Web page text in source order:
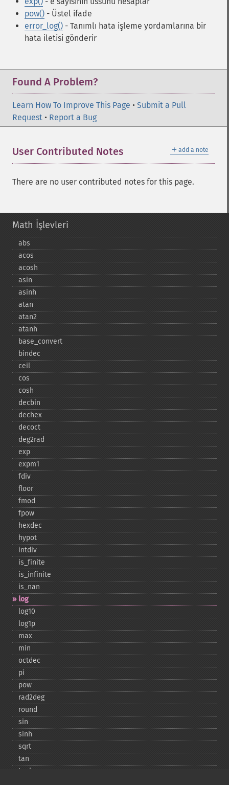
pow() - Üstel ifade
error_log() - Tanımlı hata işleme yordamlarına bir
hata iletisi gönderir
Found A Problem?
Learn How To Improve This Page • Submit a Pull
Request • Report a Bug
＋ add a note
User Contributed Notes
There are no user contributed notes for this page.
Math İşlevleri
abs
acos
acosh
asin
asinh
atan
atan2
atanh
base_​convert
bindec
ceil
cos
cosh
decbin
dechex
decoct
deg2rad
exp
expm1
fdiv
floor
fmod
fpow
hexdec
hypot
intdiv
is_​finite
is_​infinite
is_​nan
log
log10
log1p
max
min
octdec
pi
pow
rad2deg
round
sin
sinh
sqrt
tan
tanh